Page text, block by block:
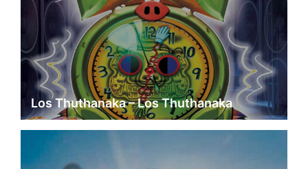
Los Thuthanaka – Los Thuthanaka